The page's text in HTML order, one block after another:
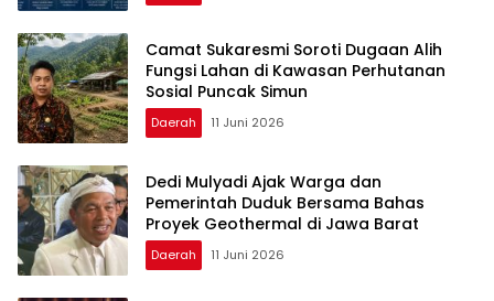
Camat Sukaresmi Soroti Dugaan Alih
Fungsi Lahan di Kawasan Perhutanan
Sosial Puncak Simun
Daerah 11 Juni 2026
Dedi Mulyadi Ajak Warga dan
Pemerintah Duduk Bersama Bahas
Proyek Geothermal di Jawa Barat
Daerah 11 Juni 2026